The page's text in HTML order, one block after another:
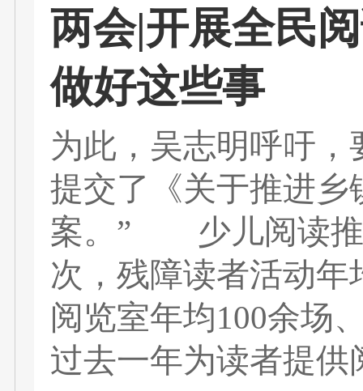
两会|开展全民
做好这些事
为此，吴志明呼吁，
提交了《关于推进
案。” 少儿阅读推
次，残障读者活动年
阅览室年均100余场
过去一年为读者提供